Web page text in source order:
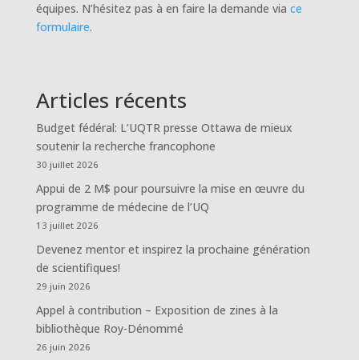
équipes. N’hésitez pas à en faire la demande via ce
formulaire.
Articles récents
Budget fédéral: L’UQTR presse Ottawa de mieux
soutenir la recherche francophone
30 juillet 2026
Appui de 2 M$ pour poursuivre la mise en œuvre du
programme de médecine de l’UQ
13 juillet 2026
Devenez mentor et inspirez la prochaine génération
de scientifiques!
29 juin 2026
Appel à contribution – Exposition de zines à la
bibliothèque Roy-Dénommé
26 juin 2026